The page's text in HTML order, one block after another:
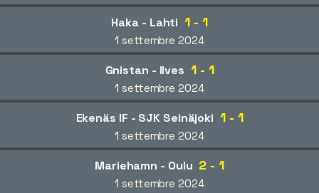
Haka - Lahti 1 - 1
1 settembre 2024
Gnistan - Ilves 1 - 1
1 settembre 2024
Ekenäs IF - SJK Seinäjoki 1 - 1
1 settembre 2024
Mariehamn - Oulu 2 - 1
1 settembre 2024